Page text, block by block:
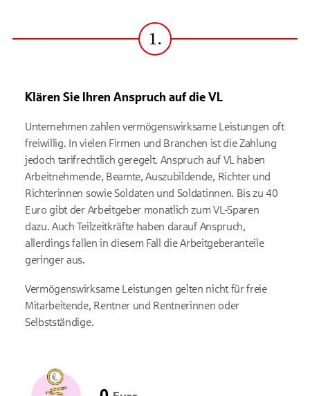
Schritt
1.
Klären Sie Ihren Anspruch auf die VL
Unternehmen zahlen vermögenswirksame Leistungen oft
freiwillig. In vielen Firmen und Branchen ist die Zahlung
jedoch tarifrechtlich geregelt. Anspruch auf VL haben
Arbeitnehmende, Beamte, Auszubildende, Richter und
Richterinnen sowie Soldaten und Soldatinnen. Bis zu 40
Euro gibt der Arbeitgeber monatlich zum VL-Sparen
dazu. Auch Teilzeitkräfte haben darauf Anspruch,
allerdings fallen in diesem Fall die Arbeitgeberanteile
geringer aus.
Vermögenswirksame Leistungen gelten nicht für freie
Mitarbeitende, Rentner und Rentnerinnen oder
Selbstständige.